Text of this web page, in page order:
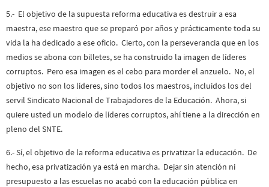
5.- El objetivo de la supuesta reforma educativa es destruir a esa
maestra, ese maestro que se preparó por años y prácticamente toda su
vida la ha dedicado a ese oficio. Cierto, con la perseverancia que en los
medios se abona con billetes, se ha construido la imagen de líderes
corruptos. Pero esa imagen es el cebo para morder el anzuelo. No, el
objetivo no son los líderes, sino todos los maestros, incluidos los del
servil Sindicato Nacional de Trabajadores de la Educación. Ahora, si
quiere usted un modelo de líderes corruptos, ahí tiene a la dirección en
pleno del SNTE.
6.- Sí, el objetivo de la reforma educativa es privatizar la educación. De
hecho, esa privatización ya está en marcha. Dejar sin atención ni
presupuesto a las escuelas no acabó con la educación pública en